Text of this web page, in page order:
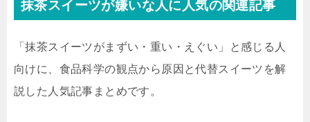
抹茶スイーツが嫌いな人に人気の関連記事
「抹茶スイーツがまずい・重い・えぐい」と感じる人
向けに、食品科学の観点から原因と代替スイーツを解
説した人気記事まとめです。